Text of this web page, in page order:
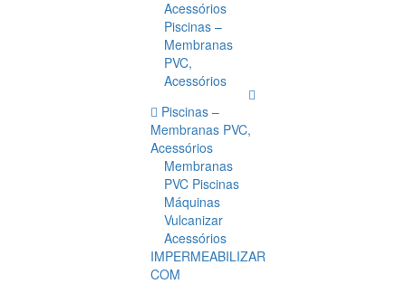
Acessórios
Piscinas –
Membranas
PVC,
Acessórios
Piscinas –
Membranas PVC,
Acessórios
Membranas
PVC Piscinas
Máquinas
Vulcanizar
Acessórios
IMPERMEABILIZAR
COM